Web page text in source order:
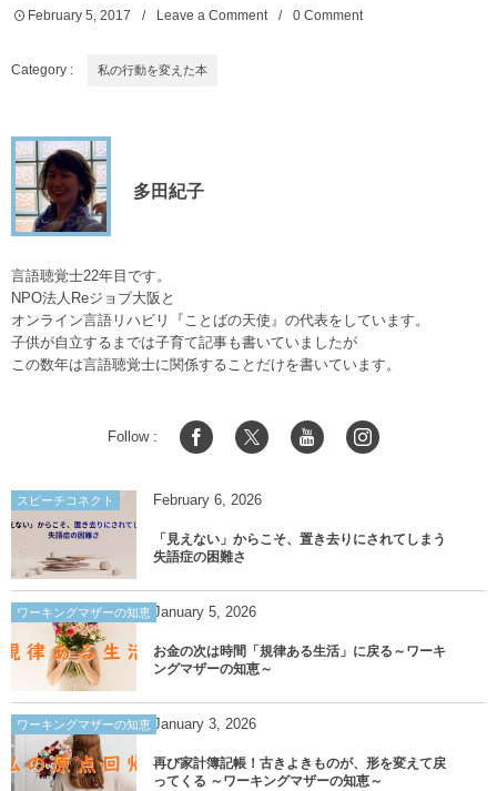
February 5 ,2017 Leave a Comment 0 Comment
Category : 私の行動を変えた本
多田紀子
言語聴覚士22年目です。
NPO法人Reジョブ大阪と
オンライン言語リハビリ『ことばの天使』の代表をしています。
子供が自立するまでは子育て記事も書いていましたが
この数年は言語聴覚士に関係することだけを書いています。
Follow :
スピーチコネクト February 6, 2026
「見えない」からこそ、置き去りにされてしまう
失語症の困難さ
ワーキングマザーの知恵 January 5, 2026
お金の次は時間「規律ある生活」に戻る～ワーキ
ングマザーの知恵～
ワーキングマザーの知恵 January 3, 2026
再び家計簿記帳！古きよきものが、形を変えて戻
ってくる ～ワーキングマザーの知恵～